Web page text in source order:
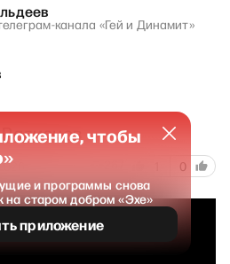
канала «Гей и Динамит»
0
чтобы
и программы снова
на старом добром «Эхе»
приложение